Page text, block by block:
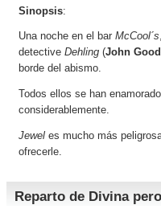
Sinopsis:
Una noche en el bar McCool´s
detective Dehling (John
borde del abismo.
Todos ellos se han
considerablemente.
Jewel es mucho más
ofrecerle.
Reparto de Divina